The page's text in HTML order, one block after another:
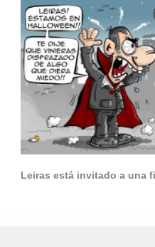
Leiras está invitado a una